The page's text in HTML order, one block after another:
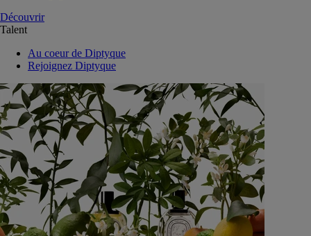
Découvrir
Talent
Au coeur de Diptyque
Rejoignez Diptyque